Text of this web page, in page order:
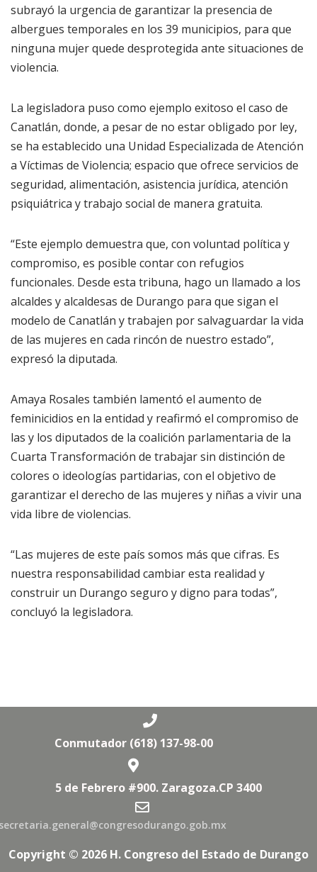
subrayó la urgencia de garantizar la presencia de
albergues temporales en los 39 municipios, para que
ninguna mujer quede desprotegida ante situaciones de
violencia.
La legisladora puso como ejemplo exitoso el caso de
Canatlán, donde, a pesar de no estar obligado por ley,
se ha establecido una Unidad Especializada de Atención
a Víctimas de Violencia; espacio que ofrece servicios de
seguridad, alimentación, asistencia jurídica, atención
psiquiátrica y trabajo social de manera gratuita.
“Este ejemplo demuestra que, con voluntad política y
compromiso, es posible contar con refugios
funcionales. Desde esta tribuna, hago un llamado a los
alcaldes y alcaldesas de Durango para que sigan el
modelo de Canatlán y trabajen por salvaguardar la vida
de las mujeres en cada rincón de nuestro estado”,
expresó la diputada.
Amaya Rosales también lamentó el aumento de
feminicidios en la entidad y reafirmó el compromiso de
las y los diputados de la coalición parlamentaria de la
Cuarta Transformación de trabajar sin distinción de
colores o ideologías partidarias, con el objetivo de
garantizar el derecho de las mujeres y niñas a vivir una
vida libre de violencias.
“Las mujeres de este país somos más que cifras. Es
nuestra responsabilidad cambiar esta realidad y
construir un Durango seguro y digno para todas”,
concluyó la legisladora.
Conmutador (618) 137-98-00
5 de Febrero #900. Zaragoza.CP 3400
Copyright © 2026 H. Congreso del Estado de Durango